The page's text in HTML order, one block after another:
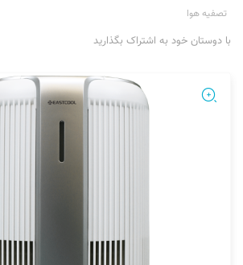
تصفیه هوا
با دوستان خود به اشتراک بگذارید